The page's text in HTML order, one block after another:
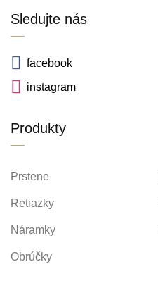
Sledujte nás
facebook
instagram
Produkty
Prstene
Retiazky
Náramky
Obrúčky